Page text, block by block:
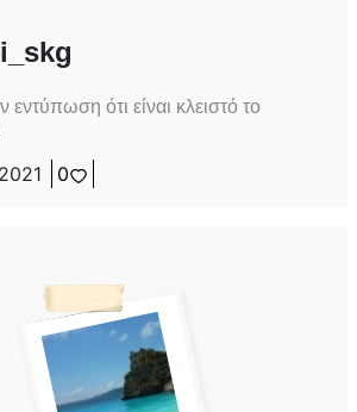
εντύπωση ότι είναι κλειστό το
0